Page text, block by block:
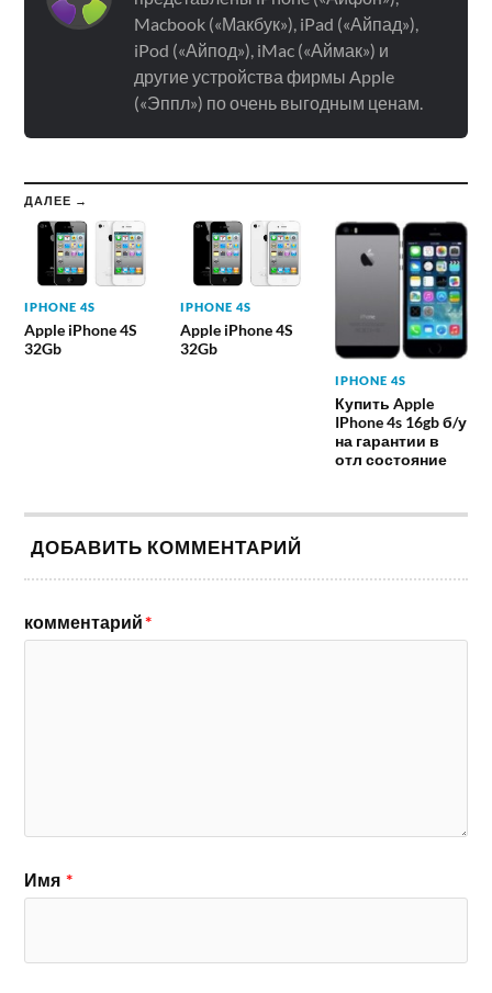
Macbook («Макбук»), iPad («Айпад»),
iPod («Айпод»), iMac («Аймак») и
другие устройства фирмы Apple
(«Эппл») по очень выгодным ценам.
ДАЛЕЕ →
IPHONE 4S
Apple iPhone 4S
32Gb
IPHONE 4S
Apple iPhone 4S
32Gb
IPHONE 4S
Купить Apple
IPhone 4s 16gb б/у
на гарантии в
отл состояние
ДОБАВИТЬ КОММЕНТАРИЙ
комментарий*
Имя *